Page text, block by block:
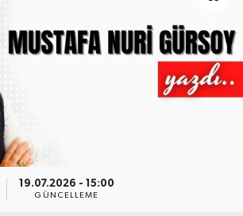
19.07.2026 - 15:00
GÜNCELLEME